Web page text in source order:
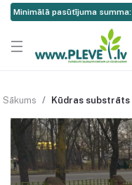
Minimālā pasūtījuma summa:
Sākums Kūdras substrāts